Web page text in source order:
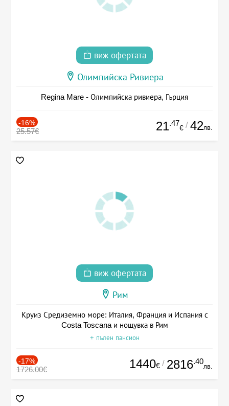
виж офертата
Олимпийска Ривиера
Regina Mare - Олимпийска ривиера, Гърция
-16%
25.57€ 21.47
€ / 42лв.
виж офертата
Рим
Круиз Средиземно море: Италия, Франция и Испания с
Costa Toscana и нощувка в Рим
+ пълен пансион
-17%
1726.00€ 1440€ / 2816.40
лв.